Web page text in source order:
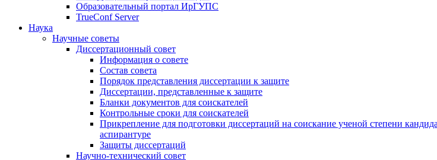
Образовательный портал ИрГУПС
TrueConf Server
Наука
Научные советы
Диссертационный совет
Информация о совете
Состав совета
Порядок представления диссертации к защите
Диссертации, представленные к защите
Бланки документов для соискателей
Контрольные сроки для соискателей
Прикрепление для подготовки диссертаций на соискание ученой степени
аспирантуре
Защиты диссертаций
Научно-технический совет